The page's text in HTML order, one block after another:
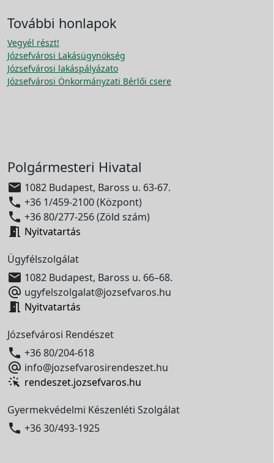
További honlapok
Vegyél részt!
Józsefvárosi Lakásügynökség
Józsefvárosi lakáspályázato
Józsefvárosi Önkormányzati Bérlői csere
Polgármesteri Hivatal
 1082 Budapest, Baross u. 63-67.
 +36 1/459-2100 (Központ)
 +36 80/277-256 (Zöld szám)
 Nyitvatartás
Ügyfélszolgálat
 1082 Budapest, Baross u. 66–68.
 ugyfelszolgalat@jozsefvaros.hu
 Nyitvatartás
Józsefvárosi Rendészet
 +36 80/204-618
 info@jozsefvarosirendeszet.hu
rendeszet.jozsefvaros.hu
Gyermekvédelmi Készenléti Szolgálat
 +36 30/493-1925